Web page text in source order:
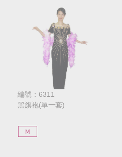
編號：6311
黑旗袍(單一套)
M